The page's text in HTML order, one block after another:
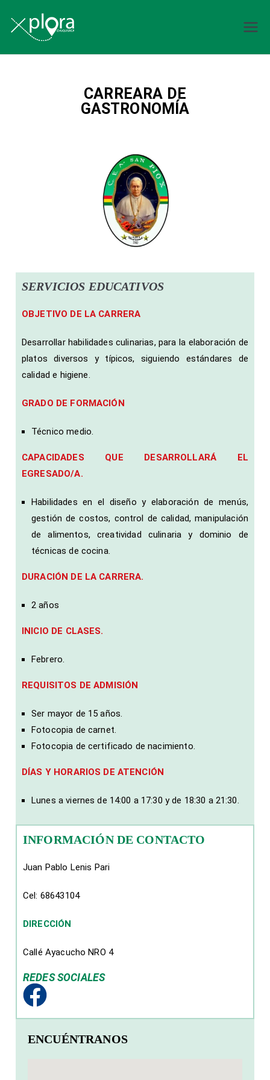
CARREARA DE
GASTRONOMÍA
SERVICIOS EDUCATIVOS
OBJETIVO DE LA CARRERA
Desarrollar habilidades culinarias, para la elaboración de
platos diversos y típicos, siguiendo estándares de
calidad e higiene.
GRADO DE FORMACIÓN
Técnico medio.
CAPACIDADES QUE DESARROLLARÁ EL
EGRESADO/A.
Habilidades en el diseño y elaboración de menús,
gestión de costos, control de calidad, manipulación
de alimentos, creatividad culinaria y dominio de
técnicas de cocina.
DURACIÓN DE LA CARRERA.
2 años
INICIO DE CLASES.
Febrero.
REQUISITOS DE ADMISIÓN
Ser mayor de 15 años.
Fotocopia de carnet.
Fotocopia de certificado de nacimiento.
DÍAS Y HORARIOS DE ATENCIÓN
Lunes a viernes de 14:00 a 17:30 y de 18:30 a 21:30.
INFORMACIÓN DE CONTACTO
Juan Pablo Lenis Pari
Cel: 68643104
DIRECCIÓN
Callé Ayacucho NRO 4
REDES SOCIALES
ENCUÉNTRANOS